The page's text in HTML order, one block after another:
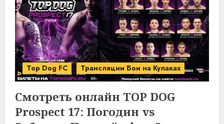
Top Dog FC Трансляции Бои на Кулаках
Смотреть онлайн TOP DOG
Prospect 17: Погодин vs